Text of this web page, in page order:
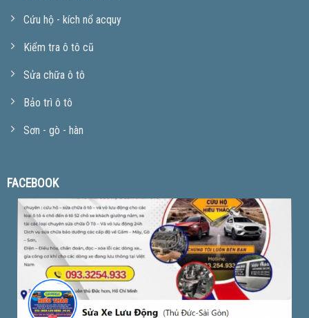
Cứu hộ - kích nổ acquy
Kiểm tra ô tô cũ
Sửa chữa ô tô
Bảo trì ô tô
Sơn - gò - hàn
FACEBOOK